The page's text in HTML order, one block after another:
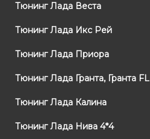
Тюнинг Лада Веста
Тюнинг Лада Икс Рей
Тюнинг Лада Приора
Тюнинг Лада Гранта, Гранта FL
Тюнинг Лада Калина
Тюнинг Лада Нива 4*4